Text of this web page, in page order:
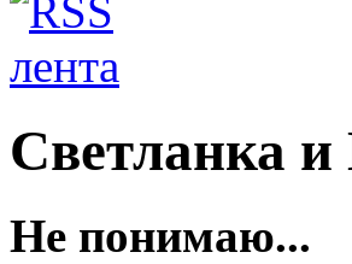
Светланка и
Не понимаю...